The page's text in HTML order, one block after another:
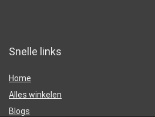
Snelle links
Home
Alles winkelen
Blogs